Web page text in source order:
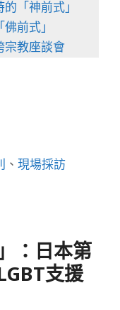
「神前式」
前式」
宗教座談會
、現場採訪
：日本第
支援